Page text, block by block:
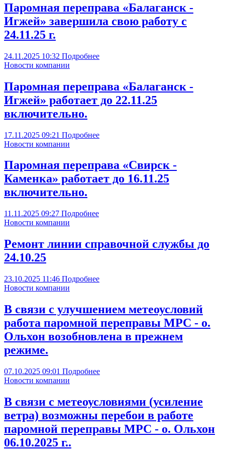
Паромная переправа «Балаганск -
Игжей» завершила свою работу с
24.11.25 г.
24.11.2025 10:32 Подробнее
Новости компании
Паромная переправа «Балаганск -
Игжей» работает до 22.11.25
включительно.
17.11.2025 09:21 Подробнее
Новости компании
Паромная переправа «Свирск -
Каменка» работает до 16.11.25
включительно.
11.11.2025 09:27 Подробнее
Новости компании
Ремонт линии справочной службы до
24.10.25
23.10.2025 11:46 Подробнее
Новости компании
В связи с улучшением метеоусловий
работа паромной переправы МРС - о.
Ольхон возобновлена в прежнем
режиме.
07.10.2025 09:01 Подробнее
Новости компании
В связи с метеоусловиями (усиление
ветра) возможны перебои в работе
паромной переправы МРС - о. Ольхон
06.10.2025 г..